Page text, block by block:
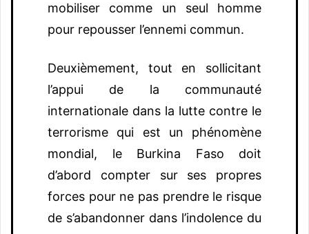
mobiliser comme un seul homme
pour repousser l’ennemi commun.
Deuxièmement, tout en sollicitant
l’appui de la communauté
internationale dans la lutte contre le
terrorisme qui est un phénomène
mondial, le Burkina Faso doit
d’abord compter sur ses propres
forces pour ne pas prendre le risque
de s’abandonner dans l’indolence du